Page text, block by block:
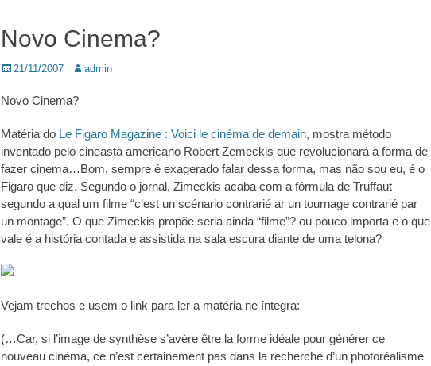
Novo Cinema?
Posted
21/11/2007 Autor:
admin
Novo Cinema?
Matéria do Le Figaro Magazine : Voici le cinéma de demain, mostra método
inventado pelo cineasta americano Robert Zemeckis que revolucionará a forma de
fazer cinema…Bom, sempre é exagerado falar dessa forma, mas não sou eu, é o
Figaro que diz. Segundo o jornal, Zimeckis acaba com a fórmula de Truffaut
segundo a qual um filme “c’est un scénario contrarié ar un tournage contrarié par
un montage”. O que Zimeckis propõe seria ainda “filme”? ou pouco importa e o que
vale é a história contada e assistida na sala escura diante de uma telona?
Vejam trechos e usem o link para ler a matéria ne íntegra:
(…Car, si l’image de synthèse s’avère être la forme idéale pour générer ce
nouveau cinéma, ce n’est certainement pas dans la recherche d’un photoréalisme